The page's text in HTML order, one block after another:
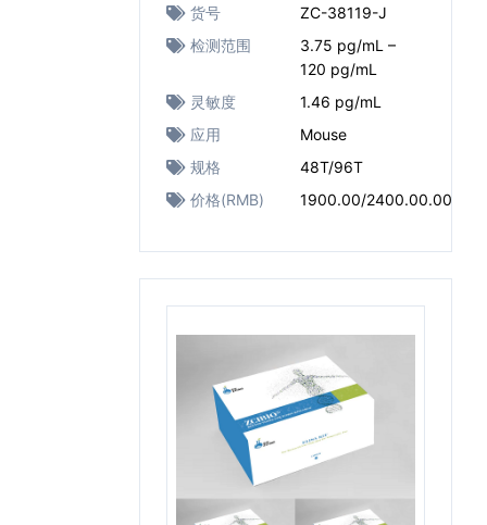
货号
ZC-38119-J
检测范围
3.75 pg/mL –
120 pg/mL
灵敏度
1.46 pg/mL
应用
Mouse
规格
48T/96T
价格(RMB)
1900.00/2400.00.00